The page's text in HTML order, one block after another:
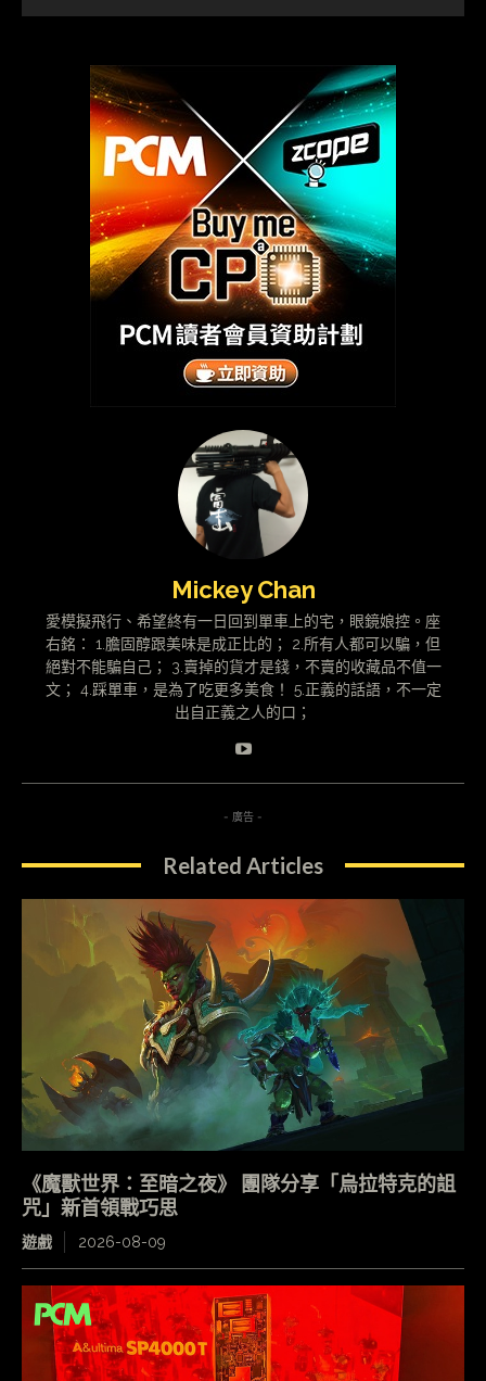
Mickey Chan
愛模擬飛行、希望終有一日回到單車上的宅，眼鏡娘控。座
右銘： 1.膽固醇跟美味是成正比的； 2.所有人都可以騙，但
絕對不能騙自己； 3.賣掉的貨才是錢，不賣的收藏品不值一
文； 4.踩單車，是為了吃更多美食！ 5.正義的話語，不一定
出自正義之人的口；
- 廣告 -
Related Articles
《魔獸世界：至暗之夜》 團隊分享「烏拉特克的詛
咒」新首領戰巧思
遊戲 2026-08-09